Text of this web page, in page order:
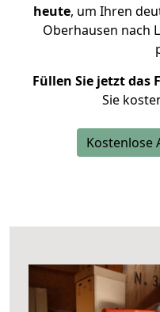
heute, um Ihren
Oberhausen nach
Füllen Sie jetzt das
Sie
Kostenlose